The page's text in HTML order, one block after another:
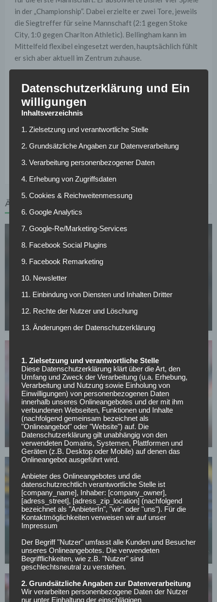
in der „Championship“. Dabei erzielte er zwei Tore, jeweils
die Siegtreffer für seine Mannschaft (2:1 gegen Stoke
City, 1:0 gegen Charlton Athletic). Bellingham kann im
Mittelfeld flexibel eingesetzt werden, hauptsächlich fühlt
er sich aber aktuell im Zentrum zuhause.
auf dem Radar vieler Topklubs. Vor allem soll aber das
Interesse des FC Bayern München sehr groß sein.
Entwickelt er sich so weiter, könnte er tatsächlich bald zu
einem europäischen Spitzenverein wechseln. Die
Münchner werden seine Entwicklung genau im Auge
behalten. Es ist durchaus möglich, dass wir Bellingham bald
in der Bundesliga sehen werden.
ÄHNLICHE ARTIKEL
CL-Sieg und dann weg? PSG-Star im Visier von
europäischen Topklubs
BUNDESLIGA
Bayern-Legende Lizarazu warnt: Dieses Risiko
sollte Kompany gegen PSG vermeiden
05.05.2026
BUNDESLIGA
Nächster Rückschlag für Bayerns Nachwuchs:
Talent Santos Daiber erleidet Muskelsehnenriss
05.05.2026
Datenschutzerklärung und Ein
willigungen
Inhaltsverzeichnis
1. Zielsetzung und verantwortliche Stelle
2. Grundsätzliche Angaben zur Datenverarbeitung
3. Verarbeitung personenbezogener Daten
4. Erhebung von Zugriffsdaten
5. Cookies & Reichweitenmessung
6. Google Analytics
7. Google-Re/Marketing-Services
8. Facebook Social Plugins
9. Facebook Remarketing
10. Newsletter
11. Einbindung von Diensten und Inhalten Dritter
12. Rechte der Nutzer und Löschung
13. Änderungen der Datenschutzerklärung
1. Zielsetzung und verantwortliche Stelle
Diese Datenschutzerklärung klärt über die Art, den
Umfang und Zweck der Verarbeitung (u.a. Erhebung,
Verarbeitung und Nutzung sowie Einholung von
Einwilligungen) von personenbezogenen Daten
innerhalb unseres Onlineangebotes und der mit ihm
verbundenen Webseiten, Funktionen und Inhalte
(nachfolgend gemeinsam bezeichnet als
"Onlineangebot" oder "Website") auf. Die
Datenschutzerklärung gilt unabhängig von den
verwendeten Domains, Systemen, Plattformen und
Geräten (z.B. Desktop oder Mobile) auf denen das
Onlineangebot ausgeführt wird.
Anbieter des Onlineangebotes und die
datenschutzrechtlich verantwortliche Stelle ist
[company_name], Inhaber: [company_owner],
[adress_street], [adress_zip_location] (nachfolgend
bezeichnet als "AnbieterIn", "wir" oder "uns"). Für die
Kontaktmöglichkeiten verweisen wir auf unser
Impressum
Der Begriff "Nutzer" umfasst alle Kunden und Besucher
unseres Onlineangebotes. Die verwendeten
Begrifflichkeiten, wie z.B. "Nutzer" sind
geschlechtsneutral zu verstehen.
2. Grundsätzliche Angaben zur Datenverarbeitung
Wir verarbeiten personenbezogene Daten der Nutzer
nur unter Einhaltung der einschlägigen